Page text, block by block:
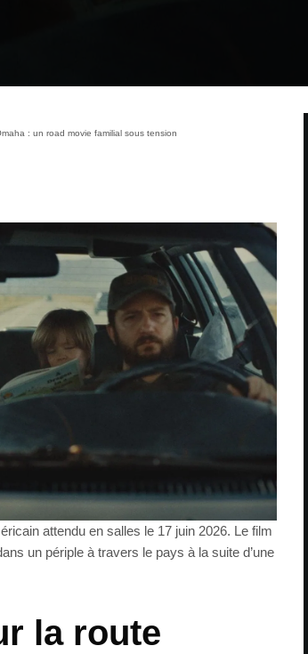
: un road movie familial sous tension
attendu en salles le 17 juin 2026. Le film
un périple à travers le pays à la suite d’une
la route